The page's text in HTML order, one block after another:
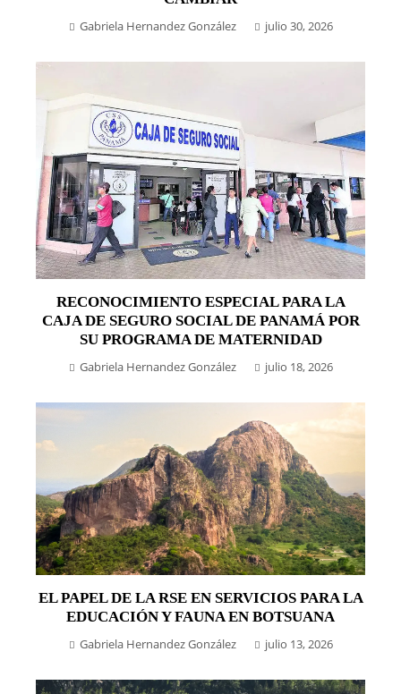
Gabriela Hernandez González julio 30, 2026
RECONOCIMIENTO ESPECIAL PARA LA
CAJA DE SEGURO SOCIAL DE PANAMÁ POR
SU PROGRAMA DE MATERNIDAD
Gabriela Hernandez González julio 18, 2026
EL PAPEL DE LA RSE EN SERVICIOS PARA LA
EDUCACIÓN Y FAUNA EN BOTSUANA
Gabriela Hernandez González julio 13, 2026